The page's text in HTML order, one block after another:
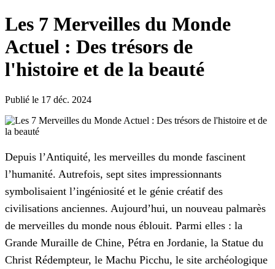
Les 7 Merveilles du Monde
Actuel : Des trésors de
l'histoire et de la beauté
Publié le 17 déc. 2024
Depuis l’Antiquité, les merveilles du monde fascinent
l’humanité. Autrefois, sept sites impressionnants
symbolisaient l’ingéniosité et le génie créatif des
civilisations anciennes. Aujourd’hui, un nouveau palmarès
de merveilles du monde nous éblouit. Parmi elles : la
Grande Muraille de Chine, Pétra en Jordanie, la Statue du
Christ Rédempteur, le Machu Picchu, le site archéologique